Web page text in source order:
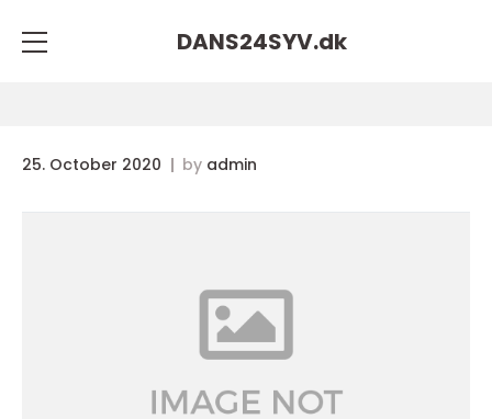
DANS24SYV.dk
25. October 2020 by admin